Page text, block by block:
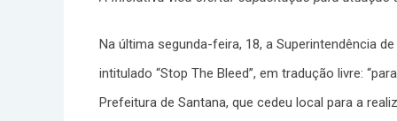
Na última segunda-feira, 18, a Superintendência
intitulado “Stop The Bleed”, em tradução livre:
Prefeitura de Santana, que cedeu local para a